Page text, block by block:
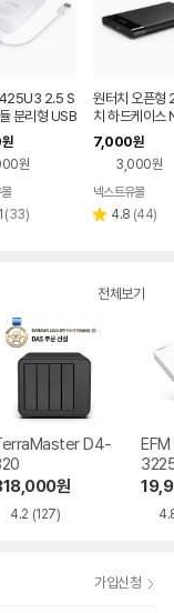
2.5 S
분리형 USB
드 케이스
원
원
리
(33)
원터치 오픈형
치 하드케이스
625U3
7,000원
3,000원
넥스트유몰
별 4.8 리
(44)
전체보기
D4-
원
4.2 (127)
이스
가입신청